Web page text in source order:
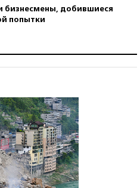
бизнесмены, добившиеся
попытки